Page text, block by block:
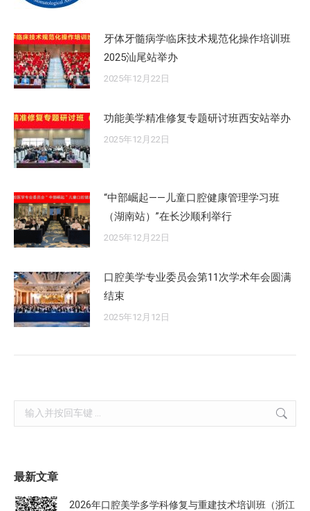
牙体牙髓病学临床技术规范化操作培训班
2025汕尾站举办
2025年12月22日
功能美学精准修复专题研讨班西安站举办
2025年12月22日
“中部崛起——儿童口腔健康管理学习班
（湖南站）”在长沙顺利举行
2025年12月22日
口腔美学专业委员会第11次学术年会圆满
结束
2025年12月12日
Search:
最新文章
2026年口腔美学多学科修复与重建技术培训班（浙江